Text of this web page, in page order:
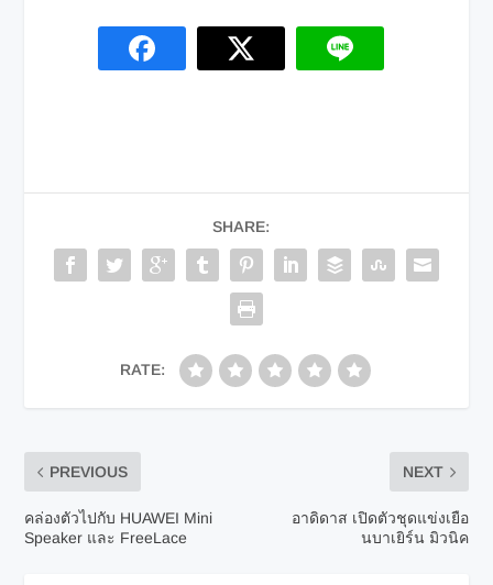
SHARE:
RATE:
PREVIOUS
คล่องตัวไปกับ HUAWEI Mini
Speaker และ FreeLace
NEXT
อาดิดาส เปิดตัวชุดแข่งเยือ
นบาเยิร์น มิวนิค